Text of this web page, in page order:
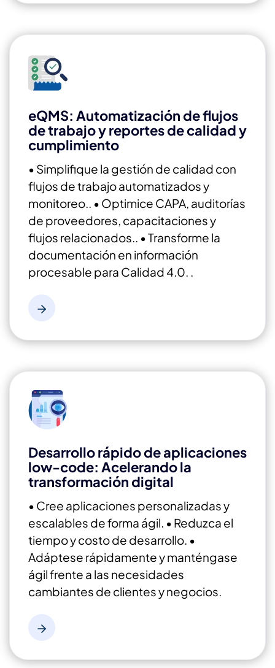
eQMS: Automatización de flujos
de trabajo y reportes de calidad y
cumplimiento
• Simplifique la gestión de calidad con
flujos de trabajo automatizados y
monitoreo.. • Optimice CAPA, auditorías
de proveedores, capacitaciones y
flujos relacionados.. • Transforme la
documentación en información
procesable para Calidad 4.0. .
Desarrollo rápido de aplicaciones
low-code: Acelerando la
transformación digital
• Cree aplicaciones personalizadas y
escalables de forma ágil. • Reduzca el
tiempo y costo de desarrollo. •
Adáptese rápidamente y manténgase
ágil frente a las necesidades
cambiantes de clientes y negocios.